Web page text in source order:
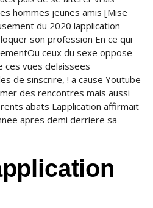
hommes jeunes amis [Mise
du 2020 lapplication
son profession En ce qui
ceux du sexe oppose
ces vues delaissees
de sinscrire, ! a cause Youtube
des rencontres mais aussi
abats Lapplication affirmait
apres demi derriere sa